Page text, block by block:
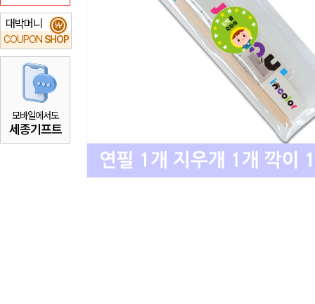
대박머니
COUPON SHOP
₩
모바일에서도
세종기프트